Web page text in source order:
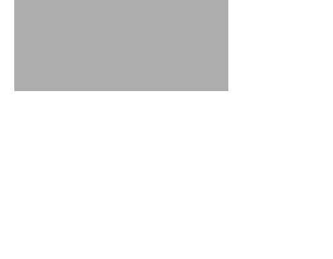
ストライプ剥がし ブラックセンターストライプ は